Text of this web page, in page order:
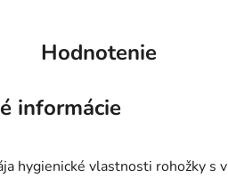
Hodnotenie
informácie
hygienické vlastnosti rohožky s